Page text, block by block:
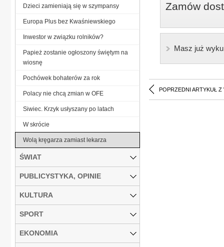
Zamów
Masz już
POPRZEDNI ARTYKUŁ Z
Dzieci zamieniają się w szympansy
Europa Plus bez Kwaśniewskiego
Inwestor w związku rolników?
Papież zostanie ogłoszony świętym na
wiosnę
Pochówek bohaterów za rok
Polacy nie chcą zmian w OFE
Siwiec. Krzyk usłyszany po latach
W skrócie
Wolą kręgarza zamiast lekarza
ŚWIAT
PUBLICYSTYKA, OPINIE
KULTURA
SPORT
EKONOMIA